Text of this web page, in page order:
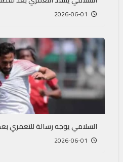
السلامي يوجه رسالة للتعمري